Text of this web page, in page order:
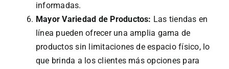
informadas.
Mayor Variedad de Productos: Las tiendas en
línea pueden ofrecer una amplia gama de
productos sin limitaciones de espacio físico, lo
que brinda a los clientes más opciones para